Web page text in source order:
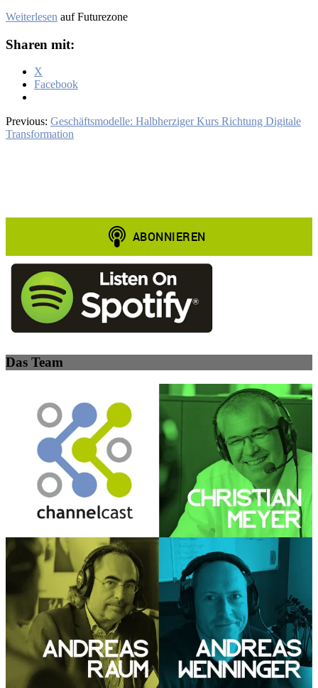
Weiterlesen auf Futurezone
Sharen mit:
X
Facebook
Previous: Geschäftsmodelle: Halbherziger Kurs Richtung Digitale
Transformation
Das Team